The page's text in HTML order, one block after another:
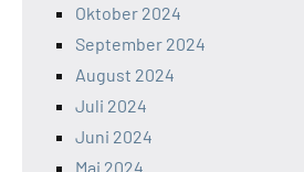
Oktober 2024
September 2024
August 2024
Juli 2024
Juni 2024
Mai 2024